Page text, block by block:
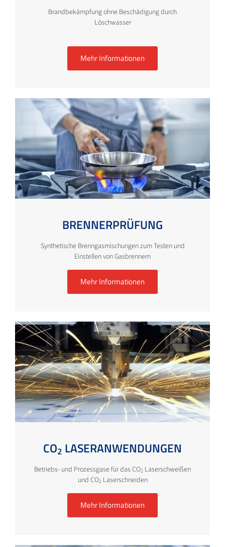
Brandbekämpfung ohne Beschädigung durch
Löschwasser
Mehr Informationen
BRENNERPRÜFUNG
Synthetische Brenngasmischungen zum Testen und
Einstellen von Gasbrennern
Mehr Informationen
CO2 LASERANWENDUNGEN
Betriebs- und Prozessgase für das CO2 Laserschweißen
und CO2Laserschneiden
Mehr Informationen